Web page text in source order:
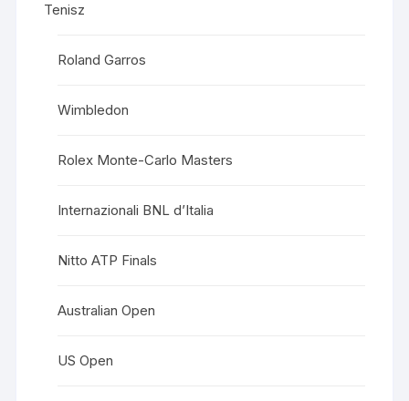
Tenisz
Roland Garros
Wimbledon
Rolex Monte-Carlo Masters
Internazionali BNL d’Italia
Nitto ATP Finals
Australian Open
US Open